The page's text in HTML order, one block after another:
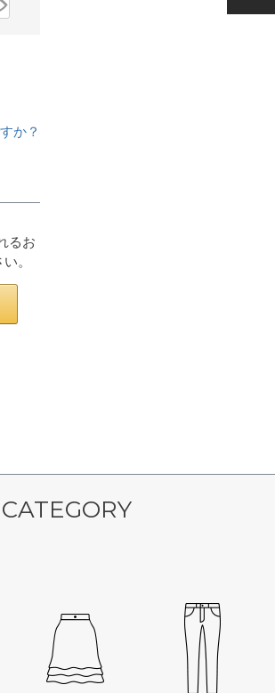
か？
るお
。
CATEGORY